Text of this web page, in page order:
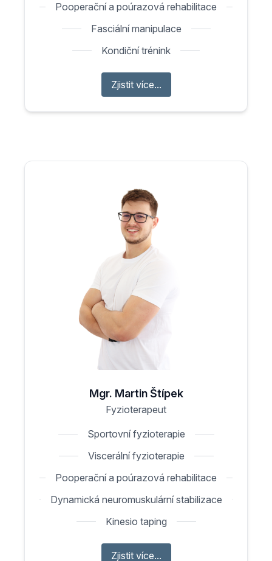
Pooperační a poúrazová rehabilitace
Fasciální manipulace
Kondiční trénink
Zjistit více...
Mgr. Martin Štípek
Fyzioterapeut
Sportovní fyzioterapie
Viscerální fyzioterapie
Pooperační a poúrazová rehabilitace
Dynamická neuromuskulární stabilizace
Kinesio taping
Zjistit více...